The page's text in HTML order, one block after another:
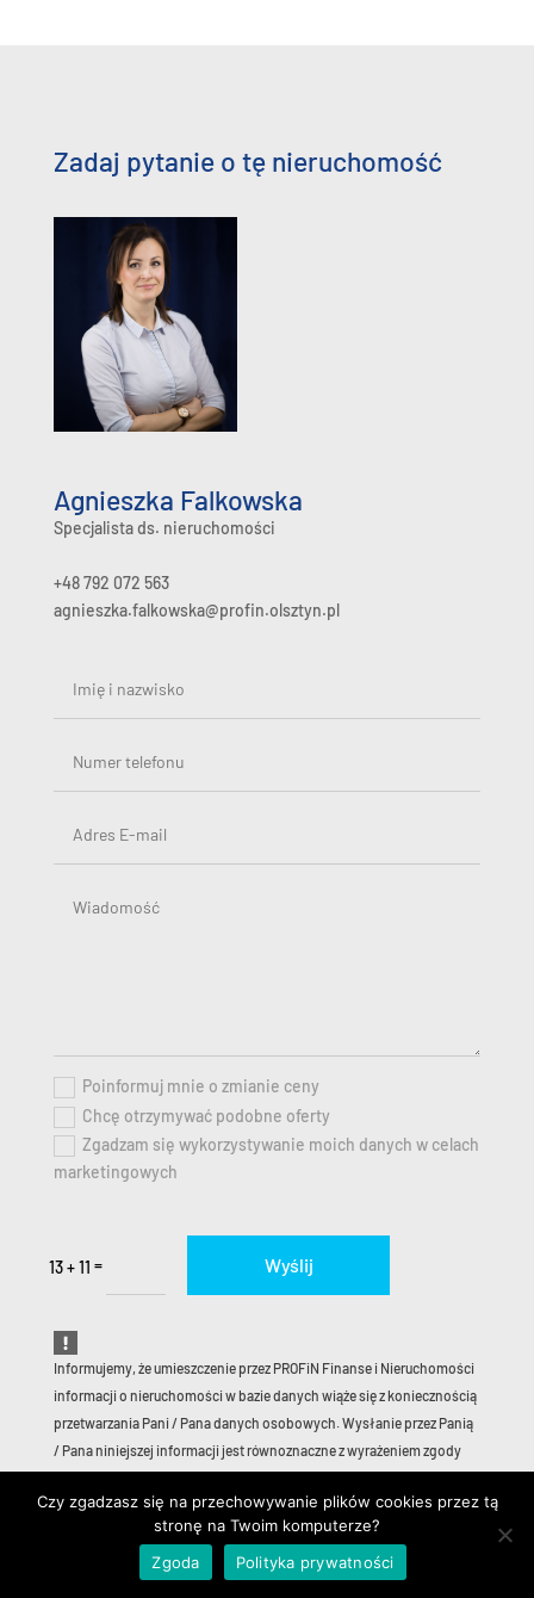
Zadaj pytanie o tę nieruchomość
Agnieszka Falkowska
Specjalista ds. nieruchomości
+48 792 072 563
agnieszka.falkowska@profin.olsztyn.pl
Poinformuj mnie o zmianie ceny
Chcę otrzymywać podobne oferty
Zgadzam się wykorzystywanie moich danych w celach
marketingowych
13 + 11 = Wyślij
Informujemy, że umieszczenie przez PROFiN Finanse i Nieruchomości
informacji o nieruchomości w bazie danych wiąże się z koniecznością
przetwarzania Pani / Pana danych osobowych. Wysłanie przez Panią
/ Pana niniejszej informacji jest równoznaczne z wyrażeniem zgody
na przetwarzanie danych osobowych. W związku z tym informujemy,
że:
Administratorem danych jest PROFiN Finanse i Nieruchomości Pani /
Pana dane będą wykorzystane w celu utrzymania możliwości
Czy zgadzasz się na przechowywanie plików cookies przez tą
stronę na Twoim komputerze?
Zgoda
Polityka prywatności